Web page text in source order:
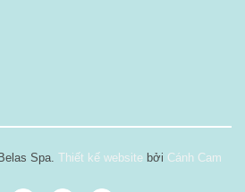
Spa. Thiết kế website bởi Cánh Cam